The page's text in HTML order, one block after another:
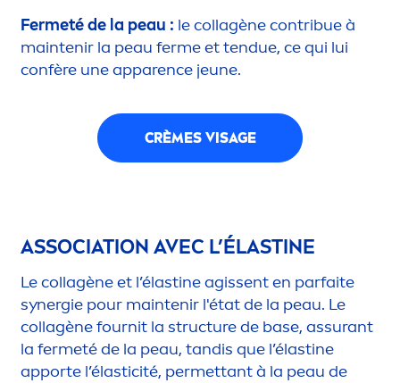
Fermeté de la peau : le collagène contribue à
maintenir la peau ferme et tendue, ce qui lui
confère une apparence jeune.
CRÈMES VISAGE
ASSOCIATION AVEC L’ÉLASTINE
Le collagène et l’élastine agissent en parfaite
synergie pour maintenir l'état de la peau. Le
collagène fournit la structure de base, assurant
la fermeté de la peau, tandis que l’élastine
apporte l’élasticité, permettant à la peau de